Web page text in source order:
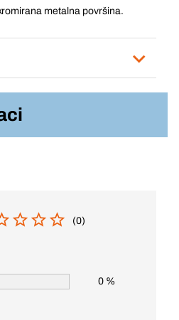
metalna površina.
(0)
0 %